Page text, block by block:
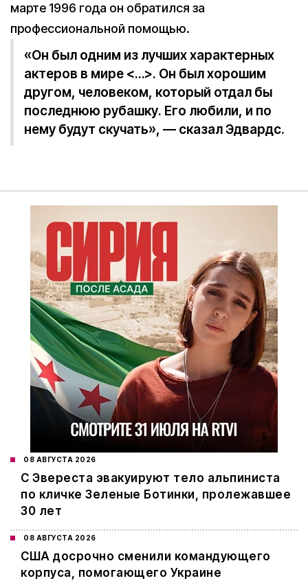
марте 1996 года он обратился за
профессиональной помощью.
«Он был одним из лучших характерных
актеров в мире <…>. Он был хорошим
другом, человеком, который отдал бы
последнюю рубашку. Его любили, и по
нему будут скучать», — сказал Эдвардс.
08 АВГУСТА 2026
С Эвереста эвакуируют тело альпиниста
по кличке Зеленые Ботинки, пролежавшее
30 лет
08 АВГУСТА 2026
США досрочно сменили командующего
корпуса, помогающего Украине